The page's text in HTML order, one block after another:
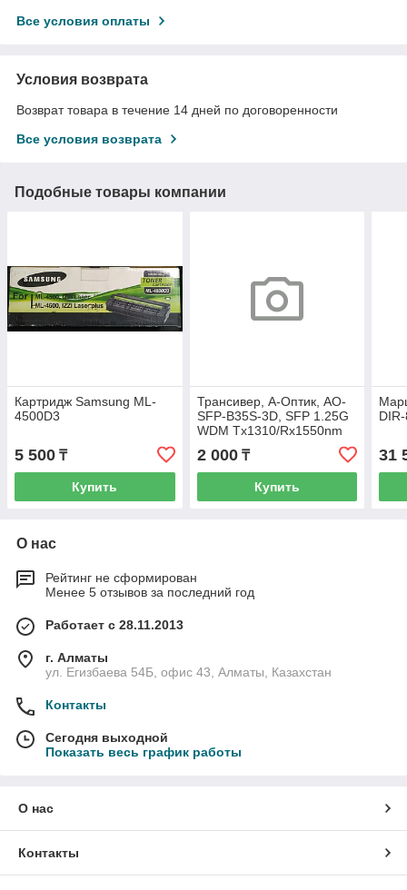
Все условия оплаты
Условия возврата
Возврат товара в течение 14 дней по договоренности
Все условия возврата
Подобные товары компании
Картридж Samsung ML-
4500D3
5 500 ₸
Купить
Трансивер, А-Оптик, AO-
SFP-B35S-3D, SFP 1.25G
WDM Tx1310/Rx1550nm
3km SC DDM, simplex
2 000₸
Купить
31
О нас
Рейтинг не сформирован
Менее 5 отзывов за последний год
Работает с 28.11.2013
г. Алматы
ул. Егизбаева 54Б, офис 43, Алматы, Казахстан
Контакты
Сегодня выходной
Показать весь график работы
О нас
Контакты